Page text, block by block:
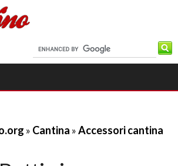
» Cantina »Accessori cantina